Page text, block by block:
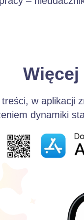
w aplikacji
dynamiki